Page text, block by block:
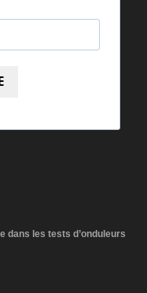
dans les tests d’onduleurs